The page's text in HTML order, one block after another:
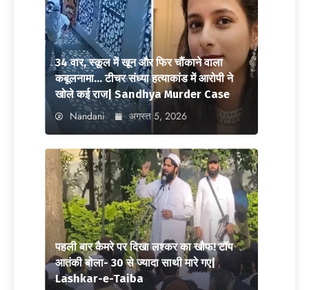
34 वार, स्कूल में खून और फिर चौंकाने वाला
कबूलनामा… टीचर संध्या हत्याकांड में आरोपी ने
खोले कई राज| Sandhya Murder Case
Nandani अगस्त 5, 2026
पहली बार कैमरे पर दिखा लश्कर का खौफ! टॉप
आतंकी बोला- 30 से ज्यादा साथी मारे गए|
Lashkar-e-Taiba